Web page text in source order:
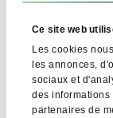
Ce site web
Les cookies
les annonces,
sociaux et
des
partenaires de